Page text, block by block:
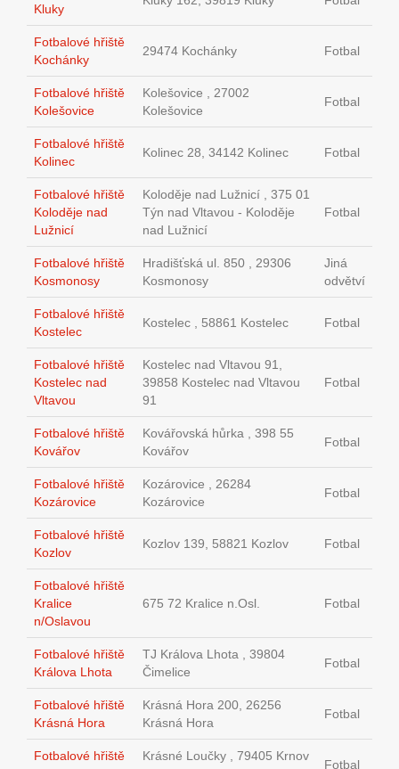
Kluky
Fotbalové hřiště
Kochánky
29474 Kochánky Fotbal
Fotbalové hřiště
Kolešovice
Kolešovice , 27002
Kolešovice
Fotbal
Fotbalové hřiště
Kolinec
Kolinec 28, 34142 Kolinec Fotbal
Fotbalové hřiště
Koloděje nad
Lužnicí
Koloděje nad Lužnicí , 375 01
Týn nad Vltavou - Koloděje
nad Lužnicí
Fotbal
Fotbalové hřiště
Kosmonosy
Hradišťská ul. 850 , 29306
Kosmonosy
Jiná
odvětví
Fotbalové hřiště
Kostelec
Kostelec , 58861 Kostelec Fotbal
Fotbalové hřiště
Kostelec nad
Vltavou
Kostelec nad Vltavou 91,
39858 Kostelec nad Vltavou
91
Fotbal
Fotbalové hřiště
Kovářov
Kovářovská hůrka , 398 55
Kovářov
Fotbal
Fotbalové hřiště
Kozárovice
Kozárovice , 26284
Kozárovice
Fotbal
Fotbalové hřiště
Kozlov
Kozlov 139, 58821 Kozlov Fotbal
Fotbalové hřiště
Kralice
n/Oslavou
675 72 Kralice n.Osl. Fotbal
Fotbalové hřiště
Králova Lhota
TJ Králova Lhota , 39804
Čimelice
Fotbal
Fotbalové hřiště
Krásná Hora
Krásná Hora 200, 26256
Krásná Hora
Fotbal
Fotbalové hřiště
Krásné Loučky , 79405 Krnov
Fotbal